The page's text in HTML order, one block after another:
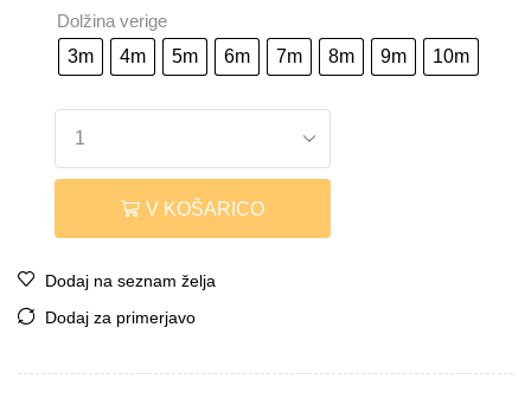
Dolžina verige
3m 4m 5m 6m 7m 8m 9m 10m
V KOŠARICO
Dodaj na seznam želja
Dodaj za primerjavo